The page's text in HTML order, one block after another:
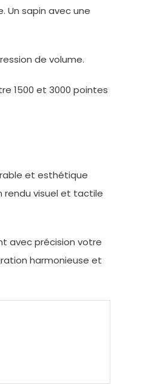
Un sapin avec une
de volume.
1500 et 3000 pointes
et esthétique
rendu visuel et tactile
avec précision votre
harmonieuse et